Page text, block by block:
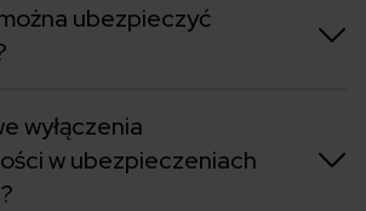
ubezpieczyć
wyłączenia
w ubezpieczeniach